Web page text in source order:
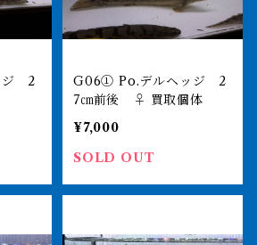
G06① Po.デルヘッジ 2
7㎝前後 ♀ 買取個体
¥7,000
SOLD OUT